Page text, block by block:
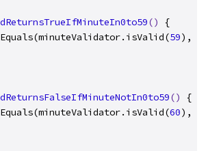
()
{
59),
()
{
60),